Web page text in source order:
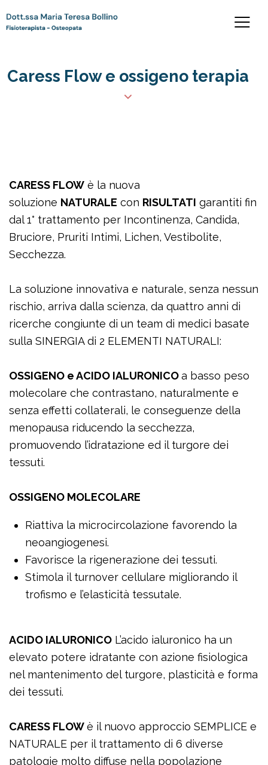
Caress Flow e ossigeno terapia
CARESS FLOW è la nuova
soluzione NATURALE con RISULTATI garantiti fin
dal 1° trattamento per Incontinenza, Candida,
Bruciore, Pruriti Intimi, Lichen, Vestibolite,
Secchezza.
La soluzione innovativa e naturale, senza nessun
rischio, arriva dalla scienza, da quattro anni di
ricerche congiunte di un team di medici basate
sulla SINERGIA di 2 ELEMENTI NATURALI:
OSSIGENO e ACIDO IALURONICOa basso peso
molecolare che contrastano, naturalmente e
senza effetti collaterali, le conseguenze della
menopausa riducendo la secchezza,
promuovendo l’idratazione ed il turgore dei
tessuti.
OSSIGENO MOLECOLARE
Riattiva la microcircolazione favorendo la
neoangiogenesi.
Favorisce la rigenerazione dei tessuti.
Stimola il turnover cellulare migliorando il
trofismo e l’elasticità tessutale.
ACIDO IALURONICO L’acido ialuronico ha un
elevato potere idratante con azione fisiologica
nel mantenimento del turgore, plasticità e forma
dei tessuti.
CARESS FLOWè il nuovo approccio SEMPLICE e
NATURALE per il trattamento di 6 diverse
patologie molto diffuse nella popolazione